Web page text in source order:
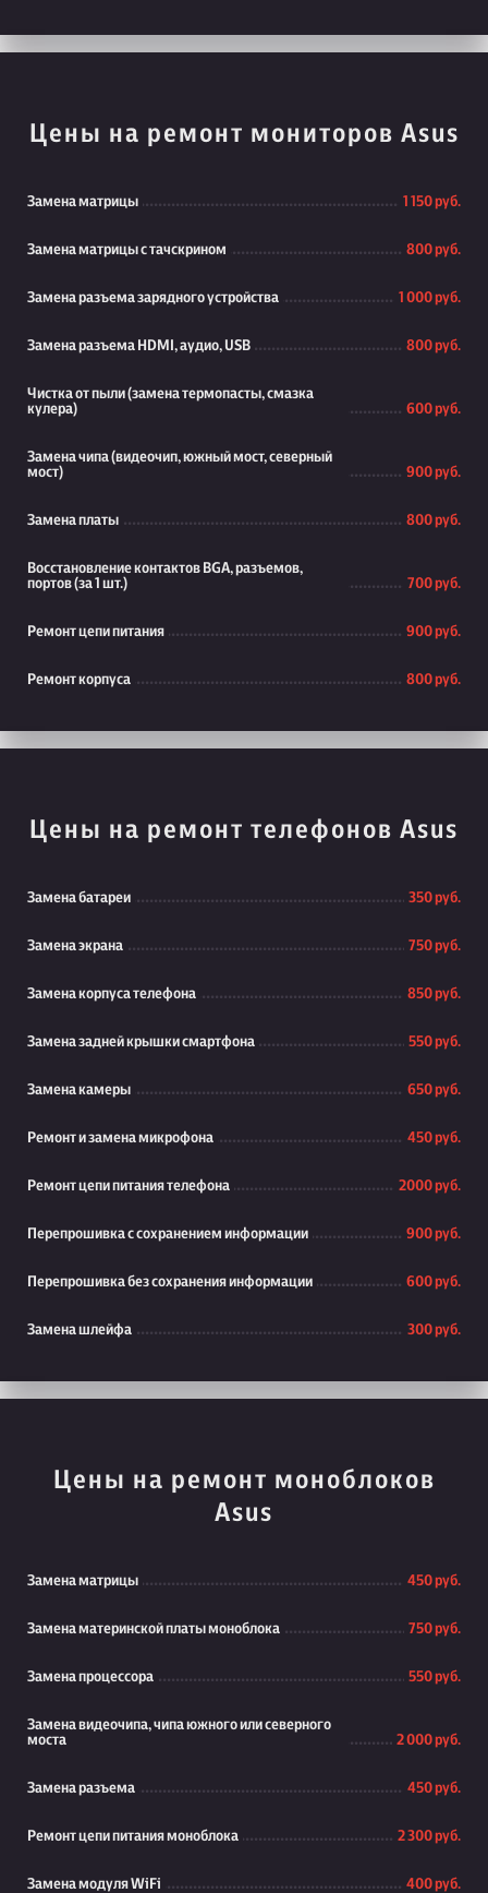
Цены на ремонт мониторов Asus
Замена матрицы 1 150 руб.
Замена матрицы с тачскрином 800 руб.
Замена разъема зарядного устройства 1 000 руб.
Замена разъема HDMI, аудио, USB 800 руб.
Чистка от пыли (замена термопасты, смазка
кулера)
600 руб.
Замена чипа (видеочип, южный мост, северный
мост)
900 руб.
Замена платы 800 руб.
Восстановление контактов BGA, разъемов,
портов (за 1 шт.)
700 руб.
Ремонт цепи питания 900 руб.
Ремонт корпуса 800 руб.
Цены на ремонт телефонов Asus
Замена батареи 350 руб.
Замена экрана 750 руб.
Замена корпуса телефона 850 руб.
Замена задней крышки смартфона 550 руб.
Замена камеры 650 руб.
Ремонт и замена микрофона 450 руб.
Ремонт цепи питания телефона 2000 руб.
Перепрошивка с сохранением информации 900 руб.
Перепрошивка без сохранения информации 600 руб.
Замена шлейфа 300 руб.
Цены на ремонт моноблоков
Asus
Замена матрицы 450 руб.
Замена материнской платы моноблока 750 руб.
Замена процессора 550 руб.
Замена видеочипа, чипа южного или северного
моста
2 000 руб.
Замена разъема 450 руб.
Ремонт цепи питания моноблока 2 300 руб.
Замена модуля WiFi 400 руб.